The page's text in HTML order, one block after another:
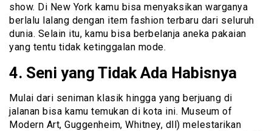
show. Di New York kamu bisa menyaksikan warganya
berlalu lalang dengan item fashion terbaru dari seluruh
dunia. Selain itu, kamu bisa berbelanja aneka pakaian
yang tentu tidak ketinggalan mode.
4. Seni yang Tidak Ada Habisnya
Mulai dari seniman klasik hingga yang berjuang di
jalanan bisa kamu temukan di kota ini. Museum of
Modern Art, Guggenheim, Whitney, dll) melestarikan